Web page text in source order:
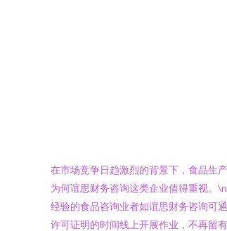
在市场竞争日趋激烈的背景下，食品生
为何谊思财务咨询这类企业值得重视。
经验的食品咨询业者如谊思财务咨询可
许可证明的时间线上开展作业，不再留